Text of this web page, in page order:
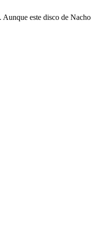
este disco de Nacho